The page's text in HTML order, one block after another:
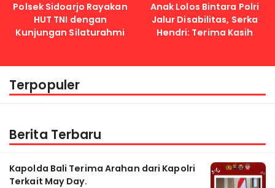
Polsek Sidoarjo Rayakan
HUT TNI dengan
Kunjungan Silaturahmi
Anak Lolos Bintara Polri
Jalur Disabilitas, Serka
Hendri: Terima Kasih
Kapolri
Terpopuler
Berita Terbaru
Kapolda Bali Terima Arahan dari Kapolri
Terkait May Day.